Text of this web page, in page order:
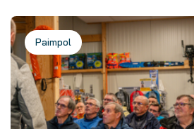
Paimpol